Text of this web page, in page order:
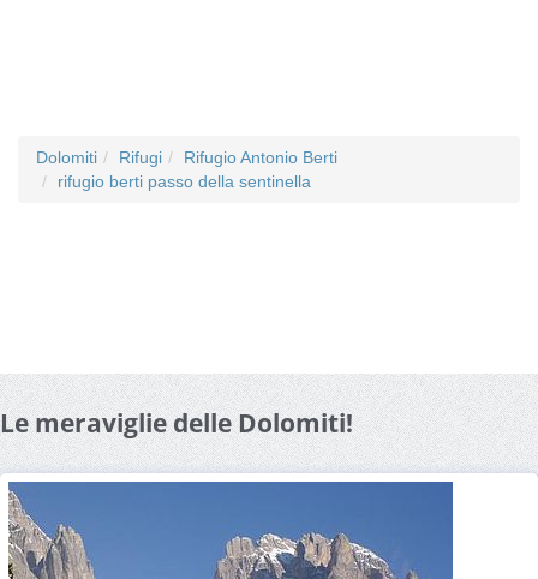
Dolomiti Rifugi
Rifugio Antonio Berti
rifugio berti passo della sentinella
Le meraviglie delle Dolomiti!